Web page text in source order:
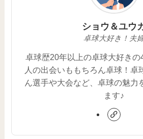
ショウ＆ユウ
卓球大好き！夫
卓球歴20年以上の卓球大好き
人の出会いももちろん卓球！卓
ん選手や大会など、卓球の魅力
ます♪